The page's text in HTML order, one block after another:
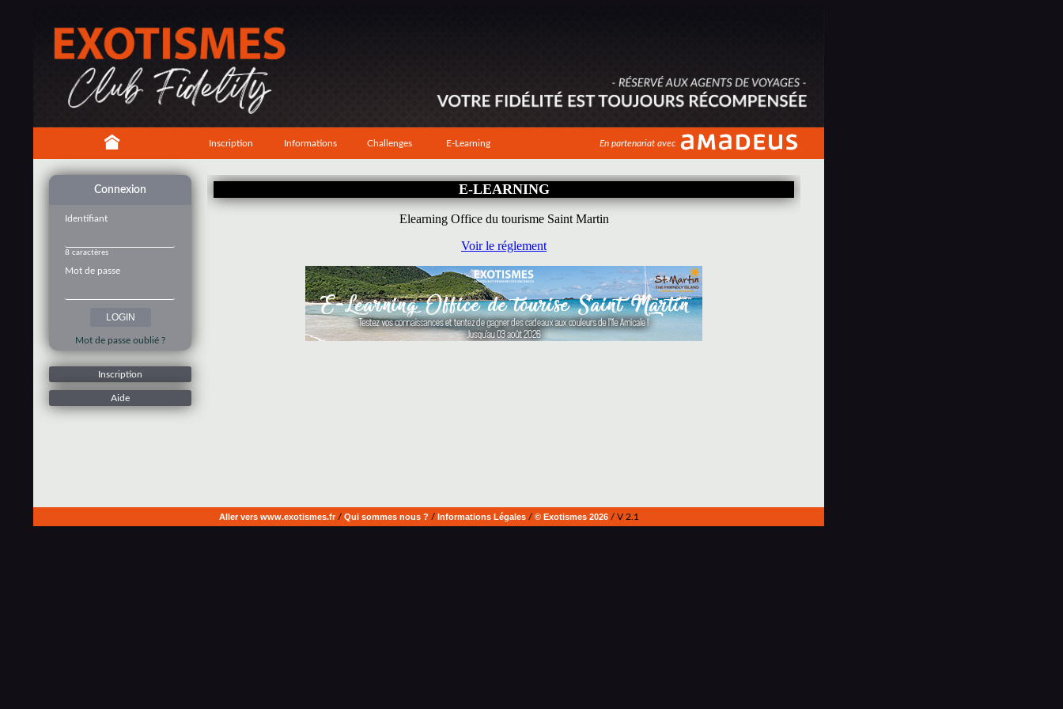
Inscription Informations Challenges E-Learning En partenariat avec
Connexion
Identifiant
8 caractères
Mot de passe
Mot de passe oublié ?
Inscription
Aide
Aller vers www.exotismes.fr/ Qui sommes nous ? / Informations Légales/ © Exotismes 2026/ V 2.1